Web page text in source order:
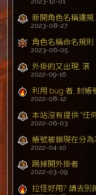
新開角色名稱違
2023-08-27
角色名稱命名規
2023-06-05
外掛的又出現, 滾
2022-09-16
利用 bug 者, 封帳
2022-08-12
本站沒有提供 "任
2022-06-03
帳號被鎖現在分
2022-04-10
踢掉開外掛者
2022-03-09
拉怪好用? 請去別